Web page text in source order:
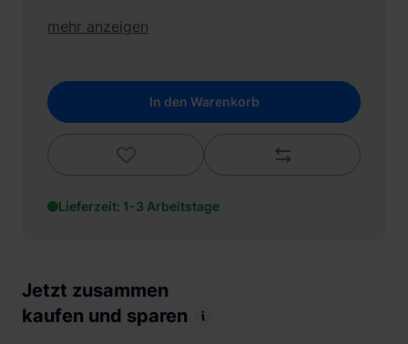
mehr anzeigen
In den Warenkorb
Lieferzeit: 1-3 Arbeitstage
Jetzt zusammen
kaufen und sparen